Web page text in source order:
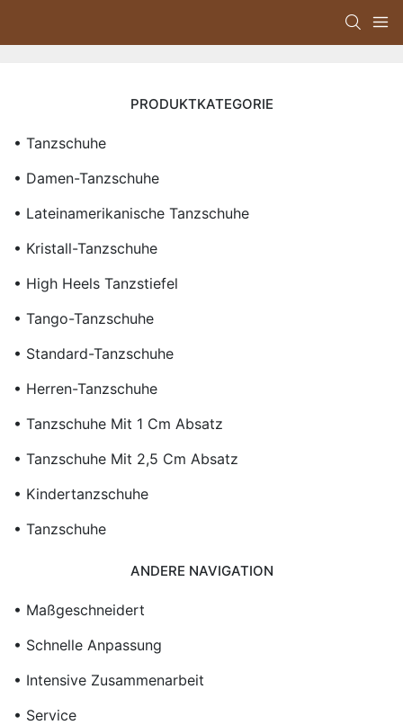
PRODUKTKATEGORIE
• Tanzschuhe
• Damen-Tanzschuhe
• Lateinamerikanische Tanzschuhe
• Kristall-Tanzschuhe
• High Heels Tanzstiefel
• Tango-Tanzschuhe
• Standard-Tanzschuhe
• Herren-Tanzschuhe
• Tanzschuhe Mit 1 Cm Absatz
• Tanzschuhe Mit 2,5 Cm Absatz
• Kindertanzschuhe
• Tanzschuhe
ANDERE NAVIGATION
• Maßgeschneidert
• Schnelle Anpassung
• Intensive Zusammenarbeit
• Service